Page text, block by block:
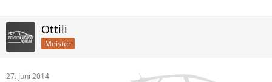
Ottili
Meister
27. Juni 2014